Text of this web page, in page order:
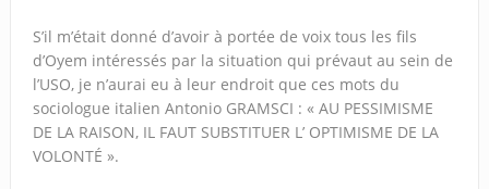
S’il m’était donné d’avoir à portée de voix tous les fils
d’Oyem intéressés par la situation qui prévaut au sein de
l’USO, je n’aurai eu à leur endroit que ces mots du
sociologue italien Antonio GRAMSCI : « AU PESSIMISME
DE LA RAISON, IL FAUT SUBSTITUER L’ OPTIMISME DE LA
VOLONTÉ ».